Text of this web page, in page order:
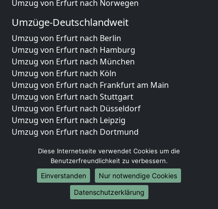
Umzug von Erfurt nach Norwegen
Umzüge-Deutschlandweit
Umzug von Erfurt nach Berlin
Umzug von Erfurt nach Hamburg
Umzug von Erfurt nach München
Umzug von Erfurt nach Köln
Umzug von Erfurt nach Frankfurt am Main
Umzug von Erfurt nach Stuttgart
Umzug von Erfurt nach Düsseldorf
Umzug von Erfurt nach Leipzig
Umzug von Erfurt nach Dortmund
Umzug von Erfurt nach Bremen
Umzug von Erfurt nach Dresden
Umzug von Erfurt nach Hannover
Umzug von Erfurt nach Nürnberg
Umzug von Erfurt nach Duisburg
Diese Internetseite verwendet Cookies um die
Benutzerfreundlichkeit zu verbessern.
Einverstanden
Nur notwendige Cookies
Datenschutzerklärung